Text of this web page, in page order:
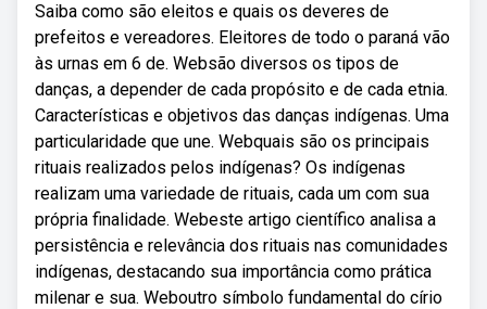
Saiba como são eleitos e quais os deveres de
prefeitos e vereadores. Eleitores de todo o paraná vão
às urnas em 6 de. Websão diversos os tipos de
danças, a depender de cada propósito e de cada etnia.
Características e objetivos das danças indígenas. Uma
particularidade que une. Webquais são os principais
rituais realizados pelos indígenas? Os indígenas
realizam uma variedade de rituais, cada um com sua
própria finalidade. Webeste artigo científico analisa a
persistência e relevância dos rituais nas comunidades
indígenas, destacando sua importância como prática
milenar e sua. Weboutro símbolo fundamental do círio